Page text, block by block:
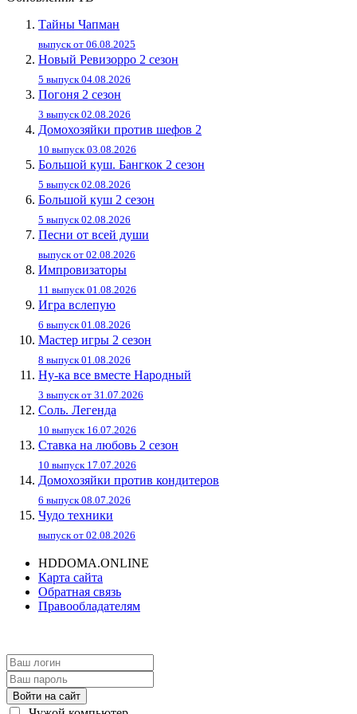
Тайны Чапман
выпуск от 06.08.2025
Новый Ревизорро 2 сезон
5 выпуск 04.08.2026
Погоня 2 сезон
3 выпуск 02.08.2026
Домохозяйки против шефов 2
10 выпуск 03.08.2026
Большой куш. Бангкок 2 сезон
5 выпуск 02.08.2026
Большой куш 2 сезон
5 выпуск 02.08.2026
Песни от всей души
выпуск от 02.08.2026
Импровизаторы
11 выпуск 01.08.2026
Игра вслепую
6 выпуск 01.08.2026
Мастер игры 2 сезон
8 выпуск 01.08.2026
Ну-ка все вместе Народный
3 выпуск от 31.07.2026
Соль. Легенда
10 выпуск 16.07.2026
Ставка на любовь 2 сезон
10 выпуск 17.07.2026
Домохозяйки против кондитеров
6 выпуск 08.07.2026
Чудо техники
выпуск от 02.08.2026
HDDOMA.ONLINE
Карта сайта
Обратная связь
Правообладателям
Войти на сайт